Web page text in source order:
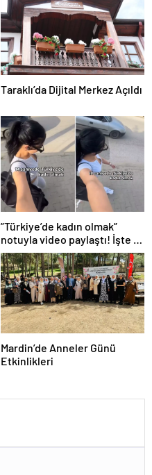
Taraklı’da Dijital Merkez Açıldı
”Türkiye’de kadın olmak”
notuyla video paylaştı! İşte 14
saniyede yaşananlar
Mardin’de Anneler Günü
Etkinlikleri